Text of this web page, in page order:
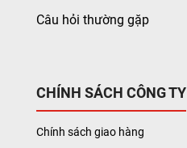
Câu hỏi thường gặp
CHÍNH SÁCH CÔNG TY
Chính sách giao hàng